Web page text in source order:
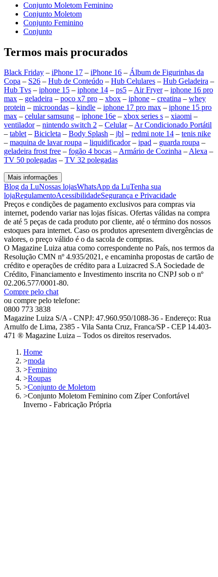
Conjunto Moletom Feminino
Conjunto Moletom
Conjunto Feminino
Conjunto
Termos mais procurados
Black Friday – iPhone 17 – iPhone 16 – Álbum de Figurinhas da
Copa – S26 – Hub de Conteúdo – Hub Celulares – Hub Geladeira –
Hub Tvs – iphone 15 – iphone 14 – ps5 –Air Fryer– iphone 16 pro
max – geladeira – poco x7 pro – xbox – iphone – creatina – whey
protein – microondas – kindle – iphone 17 pro max – iphone 15 pro
max – celular samsung – iphone 16e – xbox series s – xiaomi –
ventilador– nintendo switch 2 – Celular–Ar Condicionado Portátil
– tablet– Bicicleta – Body Splash – jbl – redmi note 14 – tenis nike
– maquina de lavar roupa – liquidificador– ipad – guarda roupa –
geladeira frost free – fogão 4 bocas –Armário de Cozinha –Alexa –
TV 50 polegadas – TV 32 polegadas
Mais informações
Blog da LuNossas lojasWhatsApp da LuTenha sua
lojaRegulamentoAcessibilidadeSegurança e Privacidade
Preços e condições de pagamento exclusivos para compras via
internet, podendo variar nas lojas físicas. Ofertas válidas na compra
de até 5 peças de cada produto por cliente, até o término dos nossos
estoques para internet. Caso os produtos apresentem divergências de
valores, o preço válido é o da sacola de compras.
O Magazine Luiza atua como correspondente no País, nos termos da
Resolução CMN nº 4.935/2021, e encaminha propostas de cartão de
crédito e operações de crédito para a Luizacred S.A Sociedade de
Crédito, Financiamento e Investimento inscrita no CNPJ sob o nº
02.206.577/0001-80.
Compre pelo chat
ou compre pelo telefone:
0800 773 3838
Magazine Luiza S/A - CNPJ: 47.960.950/1088-36 - Endereço: Rua
Arnulfo de Lima, 2385 - Vila Santa Cruz, Franca/SP - CEP 14.403-
471 ® Magazine Luiza – Todos os direitos reservados.
Home
>moda
>Feminino
>Roupas
>Conjunto de Moletom
>Conjunto Moletom Feminino com Zíper Confortável
Inverno - Fabricação Própria